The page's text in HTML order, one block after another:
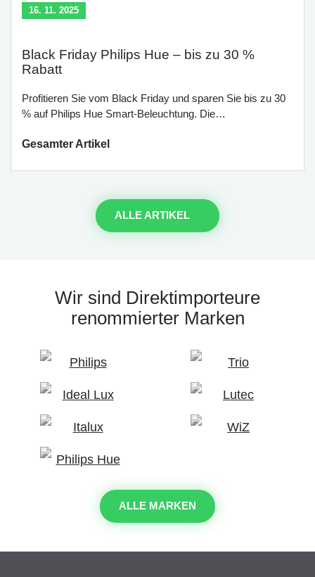
16. 11. 2025
Black Friday Philips Hue – bis zu 30 %
Rabatt
Profitieren Sie vom Black Friday und sparen Sie bis zu 30
% auf Philips Hue Smart-Beleuchtung. Die…
Gesamter Artikel
ALLE ARTIKEL
Wir sind Direktimporteure
renommierter Marken
ALLE MARKEN